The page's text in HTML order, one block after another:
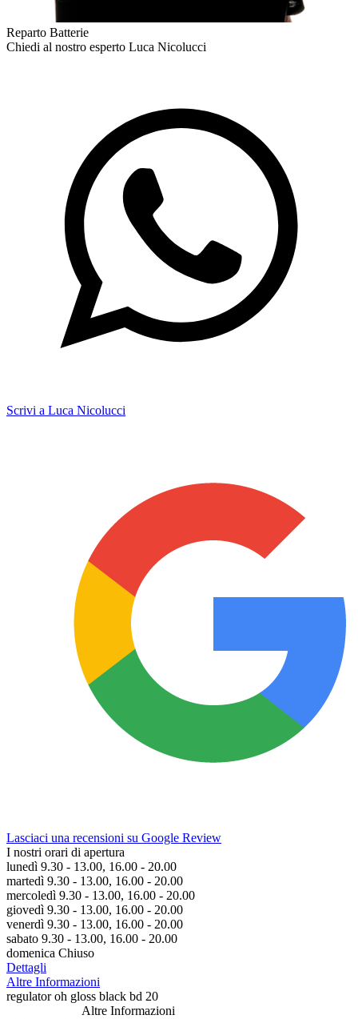
Reparto Batterie
Chiedi al nostro esperto Luca Nicolucci
Scrivi a Luca Nicolucci
Lasciaci una recensioni su Google Review
I nostri orari di apertura
lunedì 9.30 - 13.00, 16.00 - 20.00
martedì 9.30 - 13.00, 16.00 - 20.00
mercoledì 9.30 - 13.00, 16.00 - 20.00
giovedì 9.30 - 13.00, 16.00 - 20.00
venerdì 9.30 - 13.00, 16.00 - 20.00
sabato 9.30 - 13.00, 16.00 - 20.00
domenica Chiuso
Dettagli
Altre Informazioni
regulator oh gloss black bd 20
Altre Informazioni